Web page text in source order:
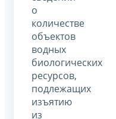
о
количестве
объектов
водных
биологических
ресурсов,
подлежащих
изъятию
из